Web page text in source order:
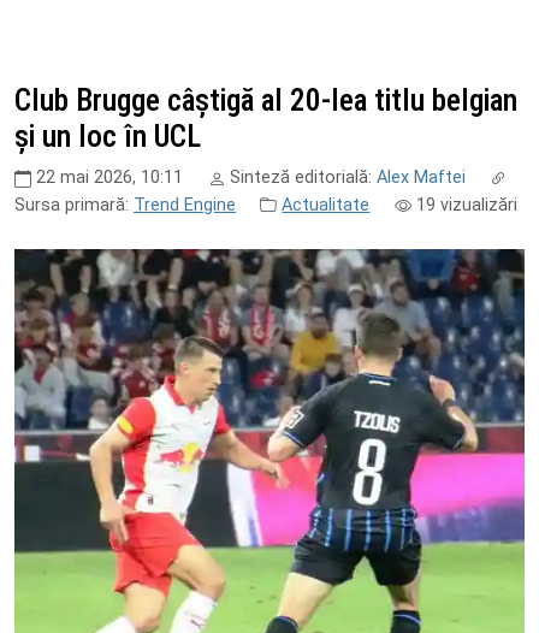
Club Brugge câștigă al 20-lea titlu belgian
și un loc în UCL
22 mai 2026, 10:11 Sinteză editorială: Alex Maftei
Sursa primară: Trend Engine Actualitate 19 vizualizări